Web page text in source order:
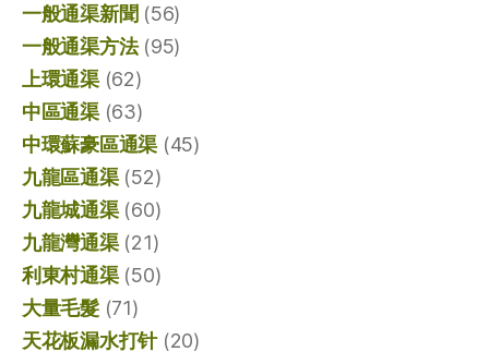
一般通渠新聞 (56)
一般通渠方法(95)
上環通渠(62)
中區通渠(63)
中環蘇豪區通渠 (45)
九龍區通渠(52)
九龍城通渠(60)
九龍灣通渠(21)
利東村通渠(50)
大量毛髮(71)
天花板漏水打针(20)